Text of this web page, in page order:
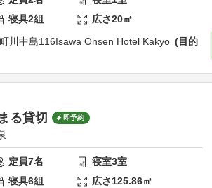
寝具2組 広さ20㎡
川中島116Isawa Onsen Hotel Kakyo
目的
る貸切 即予約
定員7名 寝室3室
寝具6組 広さ125.86㎡